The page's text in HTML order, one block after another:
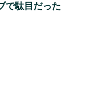
で駄目だった